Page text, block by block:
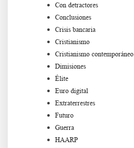
Con detractores
Conclusiones
Crisis bancaria
Cristianismo
Cristianismo contemporáneo
Dimisiones
Élite
Euro digital
Extraterrestres
Futuro
Guerra
HAARP